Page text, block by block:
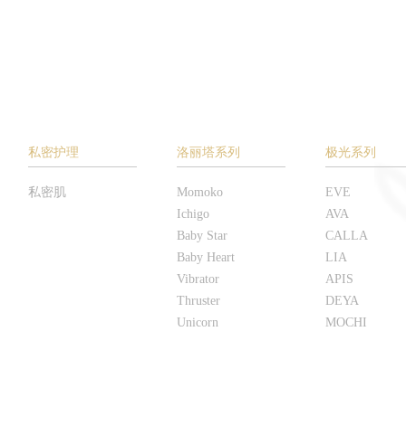
私密护理
私密肌
洛丽塔系列
Momoko
Ichigo
Baby Star
Baby Heart
Vibrator
Thruster
Unicorn
极光系列
EVE
AVA
CALLA
LIA
APIS
DEYA
MOCHI